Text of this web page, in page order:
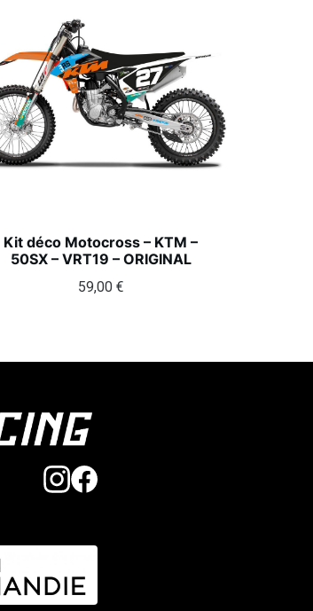
Kit déco Motocross – KTM –
50SX – VRT19 – ORIGINAL
59,00 €